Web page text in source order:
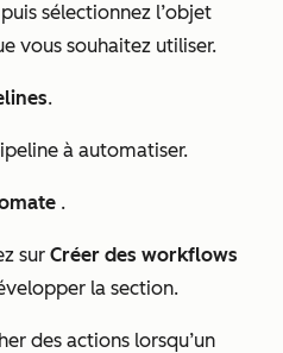
sélectionnez l’objet
vous souhaitez utiliser.
.
à automatiser.
.
sur Créer des workflows
la section.
des actions lorsqu’un